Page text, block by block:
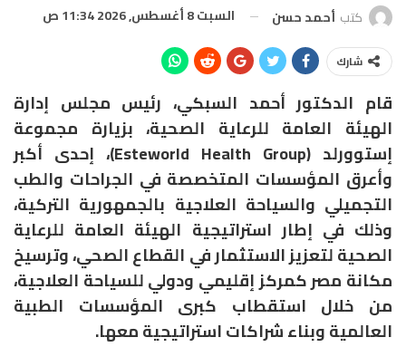
كتب أحمد حسن السبت 8 أغسطس, 2026 11:34 ص
شارك
قام الدكتور أحمد السبكي، رئيس مجلس إدارة
الهيئة العامة للرعاية الصحية، بزيارة مجموعة
إستوورلد (Esteworld Health Group)، إحدى أكبر
وأعرق المؤسسات المتخصصة في الجراحات والطب
التجميلي والسياحة العلاجية بالجمهورية التركية،
وذلك في إطار استراتيجية الهيئة العامة للرعاية
الصحية لتعزيز الاستثمار في القطاع الصحي، وترسيخ
مكانة مصر كمركز إقليمي ودولي للسياحة العلاجية،
من خلال استقطاب كبرى المؤسسات الطبية
العالمية وبناء شراكات استراتيجية معها.